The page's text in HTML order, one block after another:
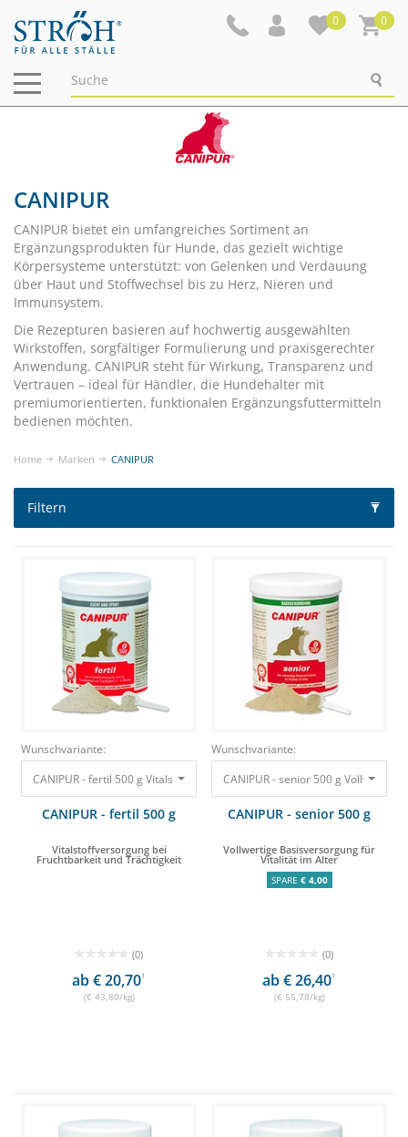
0 0
Navigation
ein-/ausblenden
CANIPUR
CANIPUR bietet ein umfangreiches Sortiment an
Ergänzungsprodukten für Hunde, das gezielt wichtige
Körpersysteme unterstützt: von Gelenken und Verdauung
über Haut und Stoffwechsel bis zu Herz, Nieren und
Immunsystem.
Die Rezepturen basieren auf hochwertig ausgewählten
Wirkstoffen, sorgfältiger Formulierung und praxisgerechter
Anwendung. CANIPUR steht für Wirkung, Transparenz und
Vertrauen – ideal für Händler, die Hundehalter mit
premiumorientierten, funktionalen Ergänzungsfuttermitteln
bedienen möchten.
Home Marken CANIPUR
Filtern
Wunschvariante:
CANIPUR - fertil 500 g Vitalstoffversorgung bei Fruchtbarkeit und
CANIPUR - fertil 500 g
Vitalstoffversorgung bei
Fruchtbarkeit und Trächtigkeit
(0)
ab € 20,701
(€ 43,80/kg)
Wunschvariante:
CANIPUR - senior 500 g
CANIPUR - senior 500 g
Vollwertige Basisversorgung für
Vitalität im Alter
SPARE € 4,00
(0)
ab € 26,401
(€ 55,78/kg)